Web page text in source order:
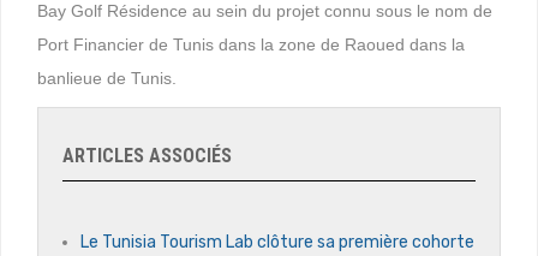
Bay Golf Résidence au sein du projet connu sous le nom de
Port Financier de Tunis dans la zone de Raoued dans la
banlieue de Tunis.
ARTICLES ASSOCIÉS
Le Tunisia Tourism Lab clôture sa première cohorte